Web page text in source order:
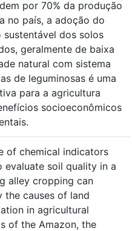
por 70% da produção
no país, a adoção do
sustentável dos solos
geralmente de baixa
natural com sistema
de leguminosas é uma
para a agricultura
socioeconômicos
of chemical indicators
evaluate soil quality in a
alley cropping can
the causes of land
in agricultural
of the Amazon, the